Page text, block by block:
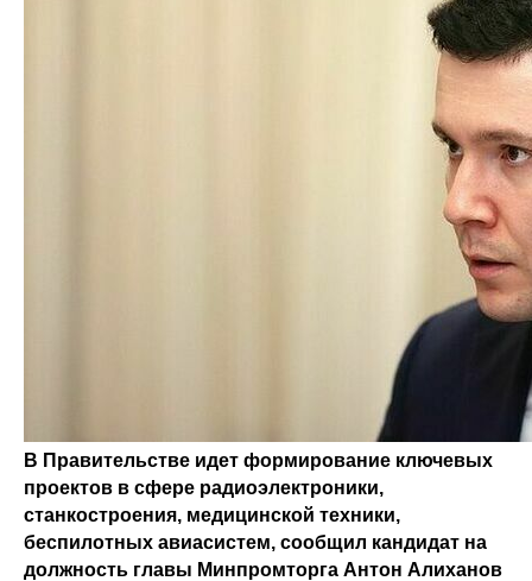
В Правительстве идет формирование ключевых
проектов в сфере радиоэлектроники,
станкостроения, медицинской техники,
беспилотных авиасистем, сообщил кандидат на
должность главы Минпромторга Антон Алиханов